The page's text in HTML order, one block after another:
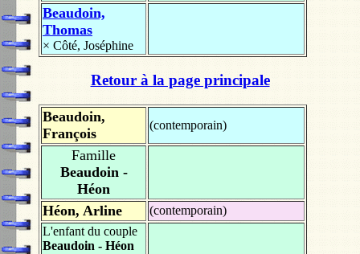
Beaudoin,
Thomas
× Côté, Joséphine
Retour à la page principale
Beaudoin,
François
(contemporain)
Famille
Beaudoin -
Héon
Héon, Arline
(contemporain)
L'enfant du couple
Beaudoin - Héon